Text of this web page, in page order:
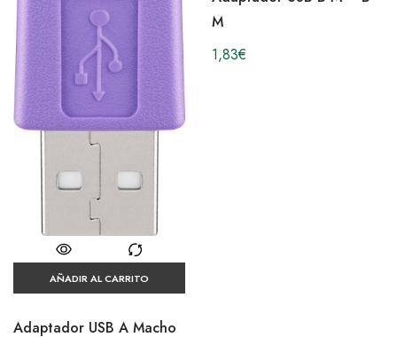
AÑADIR AL CARRITO
Adaptador USB A Macho
M
1,83€